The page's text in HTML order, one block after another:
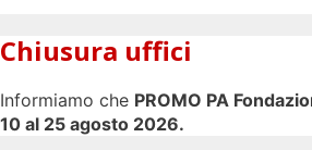
Chiusura uffici
Informiamo che PROMO PA
10 al 25 agosto 2026.